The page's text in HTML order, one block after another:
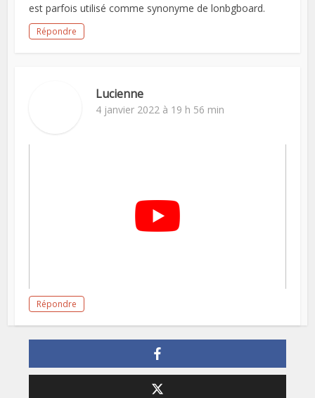
est parfois utilisé comme synonyme de lonbgboard.
Répondre
Lucienne
4 janvier 2022 à 19 h 56 min
Répondre